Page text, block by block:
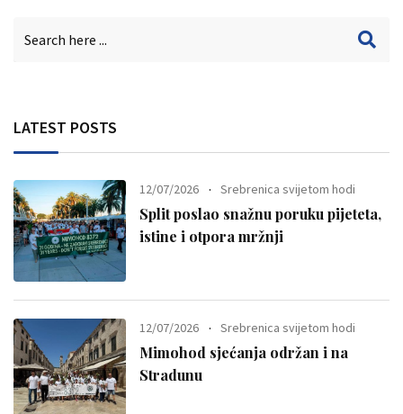
LATEST POSTS
12/07/2026 Srebrenica svijetom hodi
Split poslao snažnu poruku pijeteta,
istine i otpora mržnji
12/07/2026 Srebrenica svijetom hodi
Mimohod sjećanja održan i na
Stradunu